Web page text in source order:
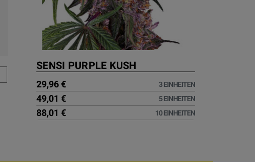
SENSI PURPLE KUSH
29,96 € 3 EINHEITEN
49,01 € 5 EINHEITEN
88,01 € 10 EINHEITEN